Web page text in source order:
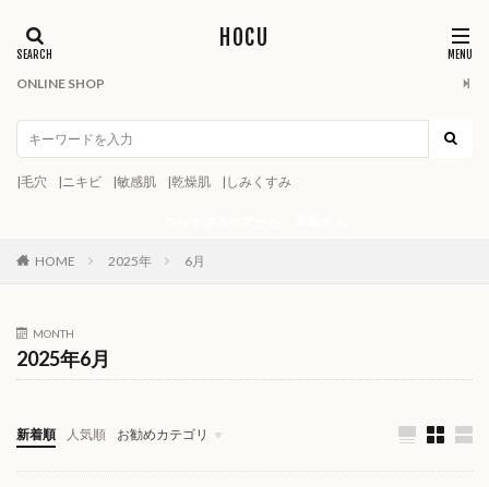
HOCU
ONLINE SHOP
|毛穴 |ニキビ |敏感肌 |乾燥肌 |しみくすみ
HOME 2025年 6月
MONTH
2025年6月
新着順 人気順 お勧めカテゴリ
スキンケアカタログ